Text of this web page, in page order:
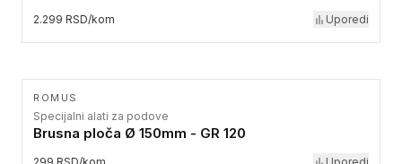
2.299 RSD/kom Uporedi
ROMUS
Specijalni alati za podove
Brusna ploča Ø 150mm - GR 120